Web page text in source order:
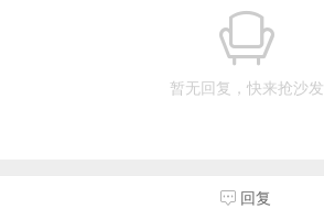
暂无回复，快来抢沙发
回复